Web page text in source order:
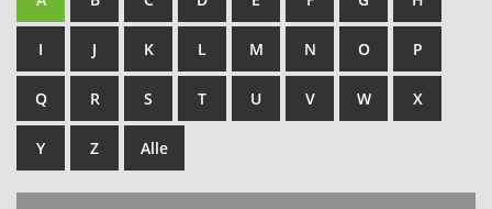
I J K L M N O P
Q R S T U V W X
Y Z Alle